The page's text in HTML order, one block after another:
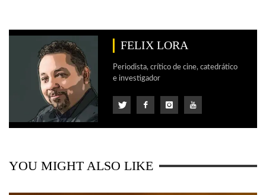
FELIX LORA
Periodista, crítico de cine, catedrático
e investigador
YOU MIGHT ALSO LIKE